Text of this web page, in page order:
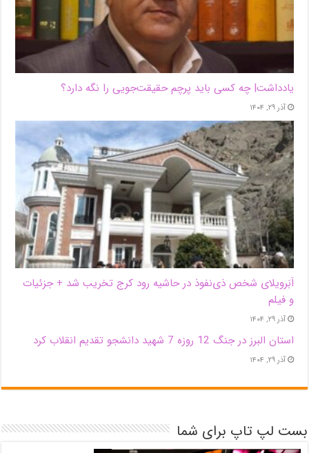
یادداشت| ‌چه کسی باید پرچم حقیقت‌جویی را نگه دارد؟
آذر ۲۹, ۱۴۰۴
اَبَر‌ویلای شخص ذی‌نفوذ در حاشیه‌ رود کرج تخریب شد + جزئیات
و فیلم
آذر ۲۹, ۱۴۰۴
استان البرز در جنگ 12 روزه 7 شهید دانشجو تقدیم انقلاب کرد
آذر ۲۹, ۱۴۰۴
بست لپ تاپ برای شما